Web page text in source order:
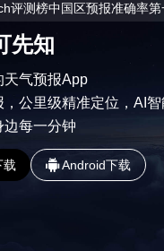
评测榜中国区预报准确率第
先知
天气预报App
公里级精准定位，AI
边每一分钟
载 Android下载